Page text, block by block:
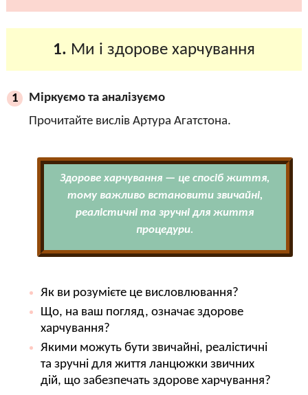
1. Ми і здорове харчування
1
Міркуємо та аналізуємо
Прочитайте вислів Артура Агатстона.
Здорове харчування — це спосіб життя,
тому важливо встановити звичайні,
реалістичні та зручні для життя
процедури.
Як ви розумієте це висловлювання?
Що, на ваш погляд, означає здорове
харчування?
Якими можуть бути звичайні, реалістичні
та зручні для життя ланцюжки звичних
дій, що забезпечать здорове харчування?